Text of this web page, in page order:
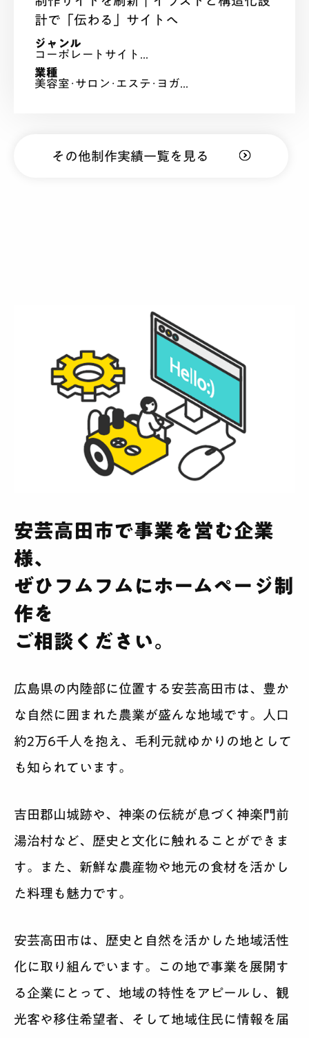
計で「伝わる」サイトへ
ジャンル
コーポレートサイト...
業種
美容室･サロン･エステ･ヨガ...
その他制作実績一覧を見る
安芸高田市で事業を営む企業
様、
ぜひフムフムにホームページ制
作を
ご相談ください。
広島県の内陸部に位置する安芸高田市は、豊か
な自然に囲まれた農業が盛んな地域です。人口
約2万6千人を抱え、毛利元就ゆかりの地として
も知られています。
吉田郡山城跡や、神楽の伝統が息づく神楽門前
湯治村など、歴史と文化に触れることができま
す。また、新鮮な農産物や地元の食材を活かし
た料理も魅力です。
安芸高田市は、歴史と自然を活かした地域活性
化に取り組んでいます。この地で事業を展開す
る企業にとって、地域の特性をアピールし、観
光客や移住希望者、そして地域住民に情報を届